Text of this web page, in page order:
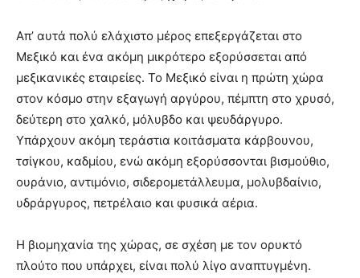
Απ’ αυτά πολύ ελάχιστο μέρος επεξεργάζεται στο
Μεξικό και ένα ακόμη μικρότερο εξορύσσεται από
μεξικανικές εταιρείες. Το Μεξικό είναι η πρώτη χώρα
στον κόσμο στην εξαγωγή αργύρου, πέμπτη στο χρυσό,
δεύτερη στο χαλκό, μόλυβδο και ψευδάργυρο.
Υπάρχουν ακόμη τεράστια κοιτάσματα κάρβουνου,
τσίγκου, καδμίου, ενώ ακόμη εξορύσσονται βισμούθιο,
ουράνιο, αντιμόνιο, σιδερομετάλλευμα, μολυβδαίνιο,
υδράργυρος, πετρέλαιο και φυσικά αέρια.
Η βιομηχανία της χώρας, σε σχέση με τον ορυκτό
πλούτο που υπάρχει, είναι πολύ λίγο αναπτυγμένη.